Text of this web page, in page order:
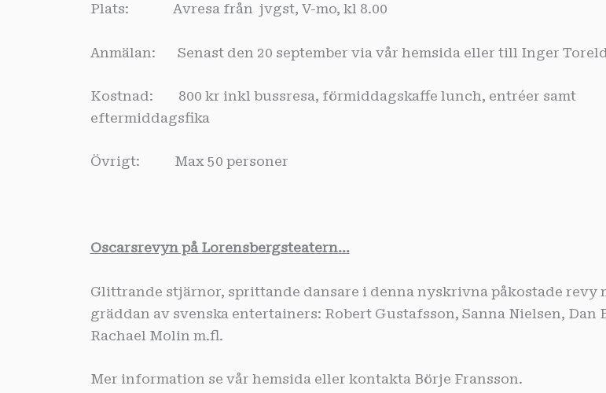
Plats: Avresa från jvgst, V-mo, kl 8.00
Anmälan: Senast den 20 september via vår hemsida eller till Inger Toreld
Kostnad: 800 kr inkl bussresa, förmiddagskaffe lunch, entréer samt
eftermiddagsfika
Övrigt: Max 50 personer
Oscarsrevyn på Lorensbergsteatern…
Glittrande stjärnor, sprittande dansare i denna nyskrivna påkostade revy
gräddan av svenska entertainers: Robert Gustafsson, Sanna Nielsen, Dan
Rachael Molin m.fl.
Mer information se vår hemsida eller kontakta Börje Fransson.